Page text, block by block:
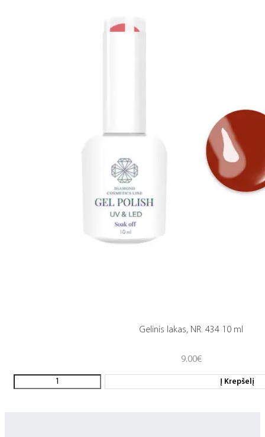
Gelinis lakas, NR. 434 10 ml
9.00€
Į Krepšelį